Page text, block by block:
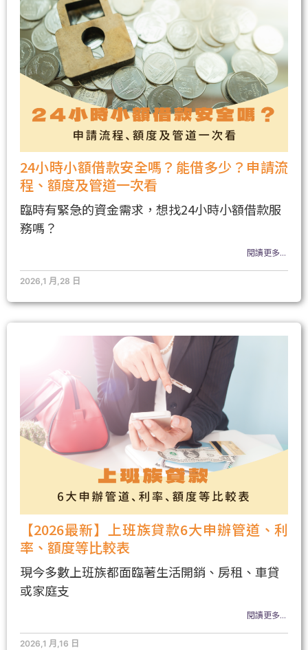
24小時小額借款安全嗎？能借多少？申請流
程、額度及管道一次看
臨時有緊急的資金需求，想找24小時小額借款服
務嗎？
閱讀更多...
2026,1 月,28 日
【2026最新】上班族貸款6大申辦管道、利
率、額度等比較表
現今多數上班族都面臨著生活開銷、房租、車貸
或家庭支
閱讀更多...
2026,1 月,16 日